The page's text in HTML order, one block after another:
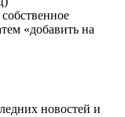
«добавить на
новостей и